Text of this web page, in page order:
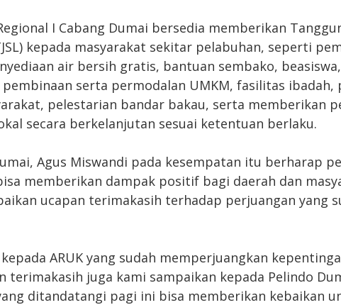
I Cabang Dumai bersedia memberikan
kepada masyarakat sekitar pelabuhan, seperti
air bersih gratis, bantuan sembako,
serta permodalan UMKM, fasilitas ibadah,
pelestarian bandar bakau, serta memberikan
secara berkelanjutan sesuai ketentuan berlaku.
Agus Miswandi pada kesempatan itu berharap
memberikan dampak positif bagi daerah dan
ucapan terimakasih terhadap perjuangan yang
ARUK yang sudah memperjuangkan
terimakasih juga kami sampaikan kepada Pelindo
ditandatangi pagi ini bisa memberikan kebaikan